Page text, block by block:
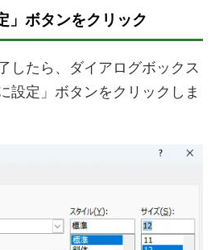
」ボタンをクリック
したら、ダイアログボックス
設定」ボタンをクリックしま